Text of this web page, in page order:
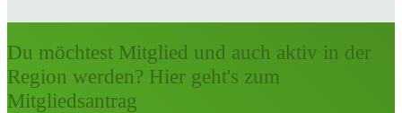
Du möchtest Mitglied und auch aktiv in der
Region werden? Hier geht's zum
Mitgliedsantrag